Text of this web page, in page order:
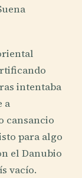
intentaba
a
cansancio
para algo
el Danubio
vacío.